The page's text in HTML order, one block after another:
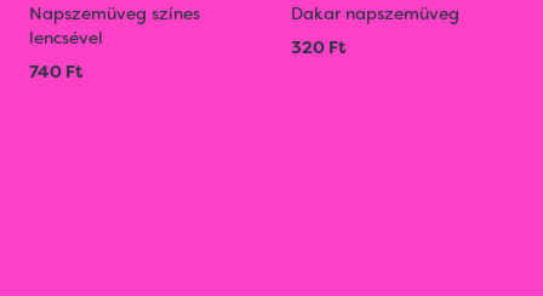
Napszemüveg színes
lencsével
740 Ft
Dakar napszemüveg
320 Ft